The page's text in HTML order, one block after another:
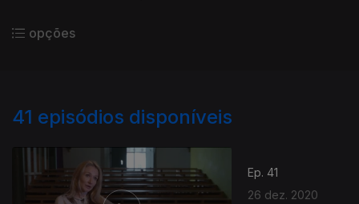
opções
41 episódios disponíveis
Ep. 41
26 dez. 2020